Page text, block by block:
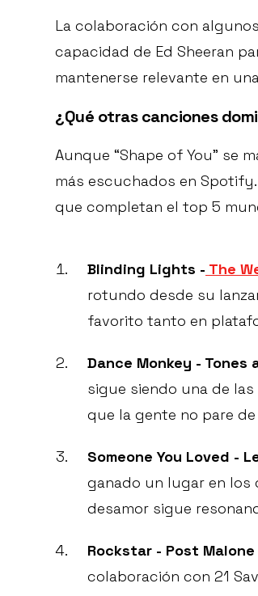
La colaboración con
capacidad de Ed Sheeran
mantenerse relevante en
¿Qué otras canciones
Aunque “Shape of You” se
más escuchados en
que completan el top 5
Blinding Lights - The
rotundo desde su
favorito tanto en
Dance Monkey - Tones
sigue siendo una de
que la gente no pare
Someone You Loved -
ganado un lugar en los
desamor sigue
Rockstar - Post
colaboración con 21